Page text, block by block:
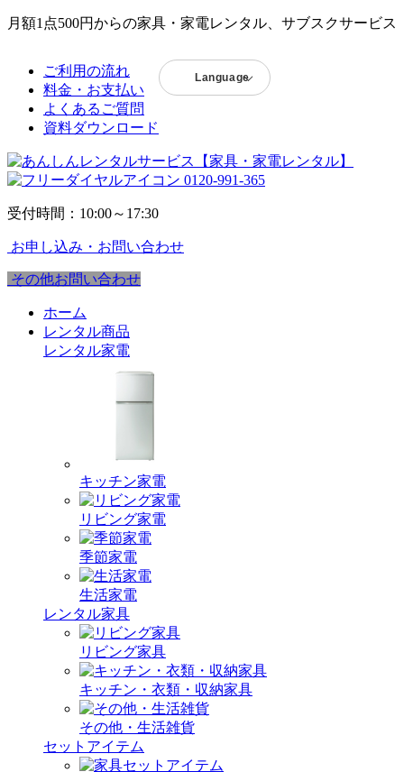
月額1点500円からの家具・家電レンタル、サブスクサービス
ご利用の流れ
料金・お支払い
よくあるご質問
資料ダウンロード
Language
0120-991-365
受付時間：10:00～17:30
お申し込み・お問い合わせ
その他お問い合わせ
ホーム
レンタル商品
レンタル家電
キッチン家電
リビング家電
季節家電
生活家電
レンタル家具
リビング家具
キッチン・衣類・収納家具
その他・生活雑貨
セットアイテム